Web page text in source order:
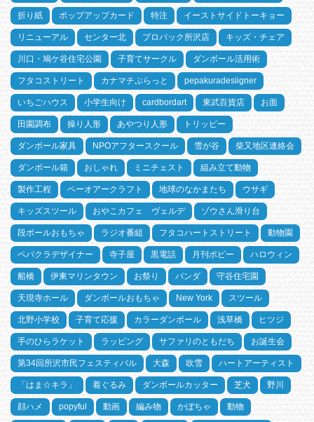
折り紙 ポップアップカード 特注 イーストサイドトーキョー
リニューアル センター北 プロパック所沢店 キッズ・チェア
川口・鳩ケ谷住宅公園 子育てサークル ダンボール活用術
フタコストリート カナマチぷらっと pepakuradesiigner
いちごハウス 小学生向け cardbordart 東武百貨店 お面
田園調布 操り人形 あやつり人形 トリッピー
ダンボール家具 NPOアフタースクール 雪が谷 柴又地区連絡会
ダンボール箱 おしゃれ ミニチェスト 組み立て動物
製作工程 ペーオアークラフト 地球のなかまたち ウサギ
キッズスツール おやこカフェ ヴェルデ ゾウさん滑り台
段ボールおもちゃ ラジオ番組 フタコハートストリート 動物園
ペパクラデザイナー 寺子屋 黒電話 月刊ポピー ハロウィン
船橋 伊東マリンタウン お祭り パンダ 守谷住宅園
天現寺ホール ダンボールおもちゃ New York スツール
北野小学校 子育て応援 カラーダンボール 浅草橋 ヒツジ
手のひらラケット ラッピング サファリのともだち お誕生会
第34回所沢市民フェスティバル 大森 吹雪 ハートアーティスト
「はま☆キラ」 着ぐるみ ダンボールカッター 芝犬 野川
顔ハメ popyful 動画 編み物 かぼちゃ 動物